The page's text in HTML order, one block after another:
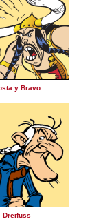
y Bravo
Dreifuss